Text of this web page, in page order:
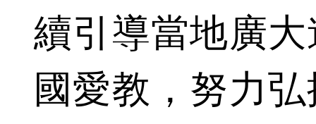
續引導當地廣
國愛教，努力